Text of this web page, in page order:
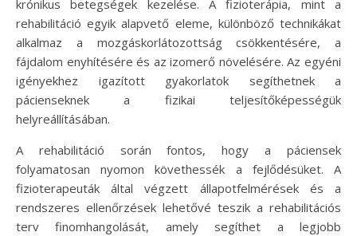
krónikus betegségek kezelése. A fizioterápia, mint a
rehabilitáció egyik alapvető eleme, különböző technikákat
alkalmaz a mozgáskorlátozottság csökkentésére, a
fájdalom enyhítésére és az izomerő növelésére. Az egyéni
igényekhez igazított gyakorlatok segíthetnek a
pácienseknek a fizikai teljesítőképességük
helyreállításában.
A rehabilitáció során fontos, hogy a páciensek
folyamatosan nyomon követhessék a fejlődésüket. A
fizioterapeuták által végzett állapotfelmérések és a
rendszeres ellenőrzések lehetővé teszik a rehabilitációs
terv finomhangolását, amely segíthet a legjobb